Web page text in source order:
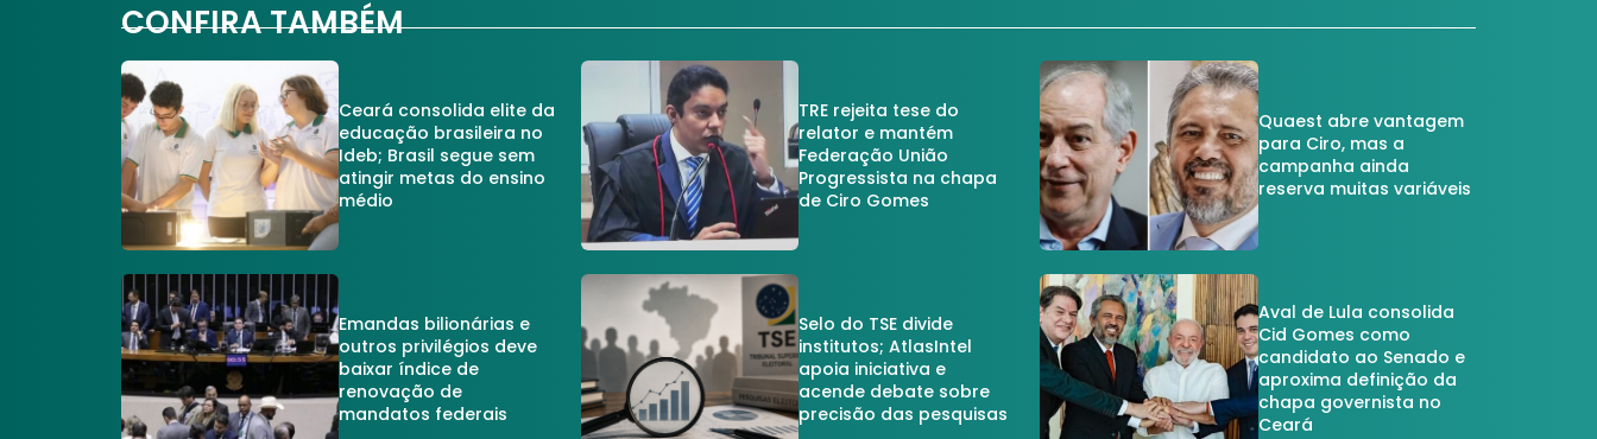
CONFIRA TAMBÉM
Ceará consolida elite da
educação brasileira no
Ideb; Brasil segue sem
atingir metas do ensino
médio
TRE rejeita tese do
relator e mantém
Federação União
Progressista na chapa
de Ciro Gomes
Quaest abre vantagem
para Ciro, mas a
campanha ainda
reserva muitas variáveis
Emandas bilionárias e
outros privilégios deve
baixar índice de
renovação de
mandatos federais
Selo do TSE divide
institutos; AtlasIntel
apoia iniciativa e
acende debate sobre
precisão das pesquisas
Aval de Lula consolida
Cid Gomes como
candidato ao Senado e
aproxima definição da
chapa governista no
Ceará